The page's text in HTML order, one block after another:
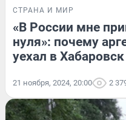
СТРАНА И МИР
«В России мне
нуля»: почему
уехал в Хабаровск
21 ноября, 2024, 20:00 2